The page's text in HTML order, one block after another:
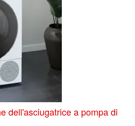
dell'asciugatrice a pompa di